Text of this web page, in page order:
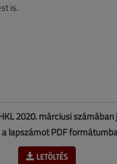
is.
2020. márciusi
a lapszámot PDF
LETÖLTÉS